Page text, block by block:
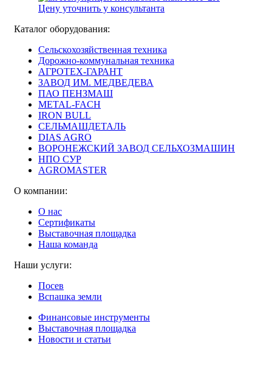
Цену уточнить у консультанта
Каталог оборудования:
Сельскохозяйственная техника
Дорожно-коммунальная техника
АГРОТЕХ-ГАРАНТ
ЗАВОД ИМ. МЕДВЕДЕВА
ПАО ПЕНЗМАШ
METAL-FACH
IRON BULL
СЕЛЬМАШДЕТАЛЬ
DIAS AGRO
ВОРОНЕЖСКИЙ ЗАВОД СЕЛЬХОЗМАШИН
НПО СУР
AGROMASTER
О компании:
О нас
Сертификаты
Выставочная площадка
Наша команда
Наши услуги:
Посев
Вспашка земли
Финансовые инструменты
Выставочная площадка
Новости и статьи